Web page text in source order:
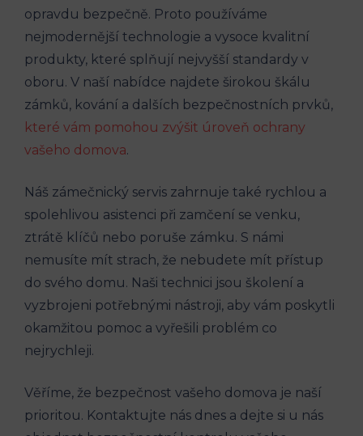
opravdu bezpečně. Proto používáme
nejmodernější technologie a vysoce kvalitní
produkty, které splňují nejvyšší standardy v
oboru. V naší nabídce najdete širokou škálu
zámků, kování a dalších bezpečnostních prvků,
které vám pomohou zvýšit úroveň ochrany
vašeho domova.
Náš zámečnický servis zahrnuje také rychlou a
spolehlivou asistenci při zamčení se venku,
ztrátě klíčů nebo poruše zámku. S námi
nemusíte mít strach, že nebudete mít přístup
do svého domu. Naši technici jsou školení a
vyzbrojeni potřebnými nástroji, aby vám poskytli
okamžitou pomoc a vyřešili problém co
nejrychleji.
Věříme, že bezpečnost vašeho domova je naší
prioritou. Kontaktujte nás dnes a dejte si u nás